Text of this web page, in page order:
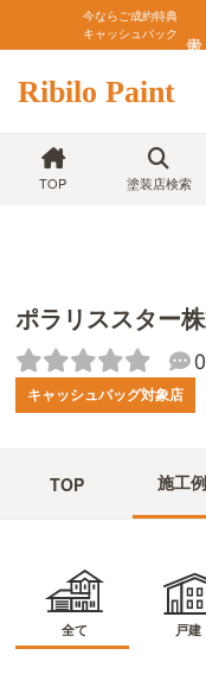
今ならご成約特典
キャッシュバック
Ribilo Paint
TOP 塗装店検索
ポラリススター
キャッシュバッグ対象店
TOP 施工例
全て 戸建